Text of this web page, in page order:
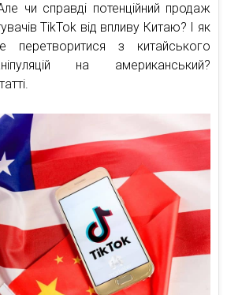
чи справді потенційний продаж
TikTok від впливу Китаю? І як
з китайського
на американський?